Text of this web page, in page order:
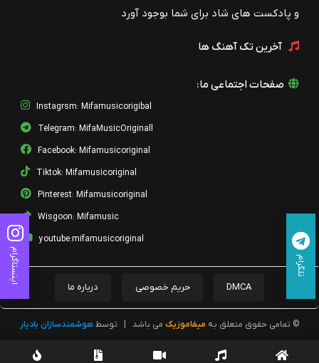
06 - Avaz Mokhalefe Segah
15 - Rumi, Act II Sufi Temple. Repentance
محمد معتمدی
14 -
و پادکست های شاد برای شما بوجود آورد
آخرین تک آهنگ ها
صفحات اجتماعی ما:
Instagrsm: Mifamusicorigibal
Telegram: MifaMusicOriginall
Facebook: Mifamusicoriginal
Tiktok: Mifamusicoriginal
Pinterest: Mifamusicoriginal
Wisgoon: Mifamusic
youtube:mifamusicoriginal
DMCA حریم خصوصی درباره ما
© تمامی حقوق متعلق به میفاموزیک می باشد توسطهوشمندسازان بادیار
اینستاگرام تلگرام